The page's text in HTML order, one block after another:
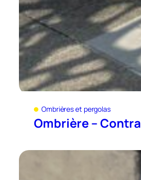
Ombrières et pergolas
Ombrière –